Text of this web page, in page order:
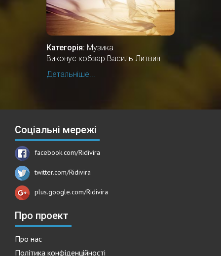
Категорія: Музика
Виконує кобзар Василь Литвин
Детальніше...
Соціальні мережі
facebook.com/Ridivira
twitter.com/Ridivira
plus.google.com/Ridivira
Про проект
Про нас
Політика конфіденційності